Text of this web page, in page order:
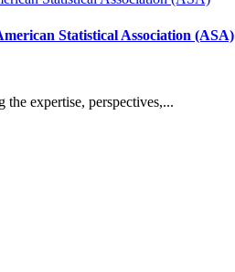
Statistical Association (ASA)
expertise, perspectives,...